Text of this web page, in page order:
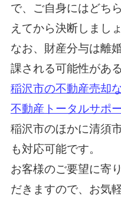
で、ご自身にはどち
えてから決断しましょ
なお、財産分与は離
課される可能性があ
稲沢市の不動産売却
不動産トータルサポ
稲沢市のほかに清須
も対応可能です。
お客様のご要望に寄
だきますので、お気